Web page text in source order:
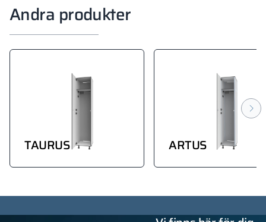
Andra produkter
TAURUS ARTUS